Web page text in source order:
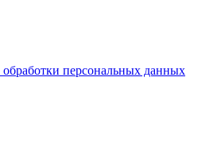
персональных данных